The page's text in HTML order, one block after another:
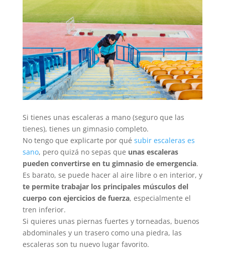
Si tienes unas escaleras a mano (seguro que las
tienes), tienes un gimnasio completo.
No tengo que explicarte por qué subir escaleras es
sano, pero quizá no sepas que unas escaleras
pueden convertirse en tu gimnasio de emergencia.
Es barato, se puede hacer al aire libre o en interior, y
te permite trabajar los principales músculos del
cuerpo con ejercicios de fuerza, especialmente el
tren inferior.
Si quieres unas piernas fuertes y torneadas, buenos
abdominales y un trasero como una piedra, las
escaleras son tu nuevo lugar favorito.